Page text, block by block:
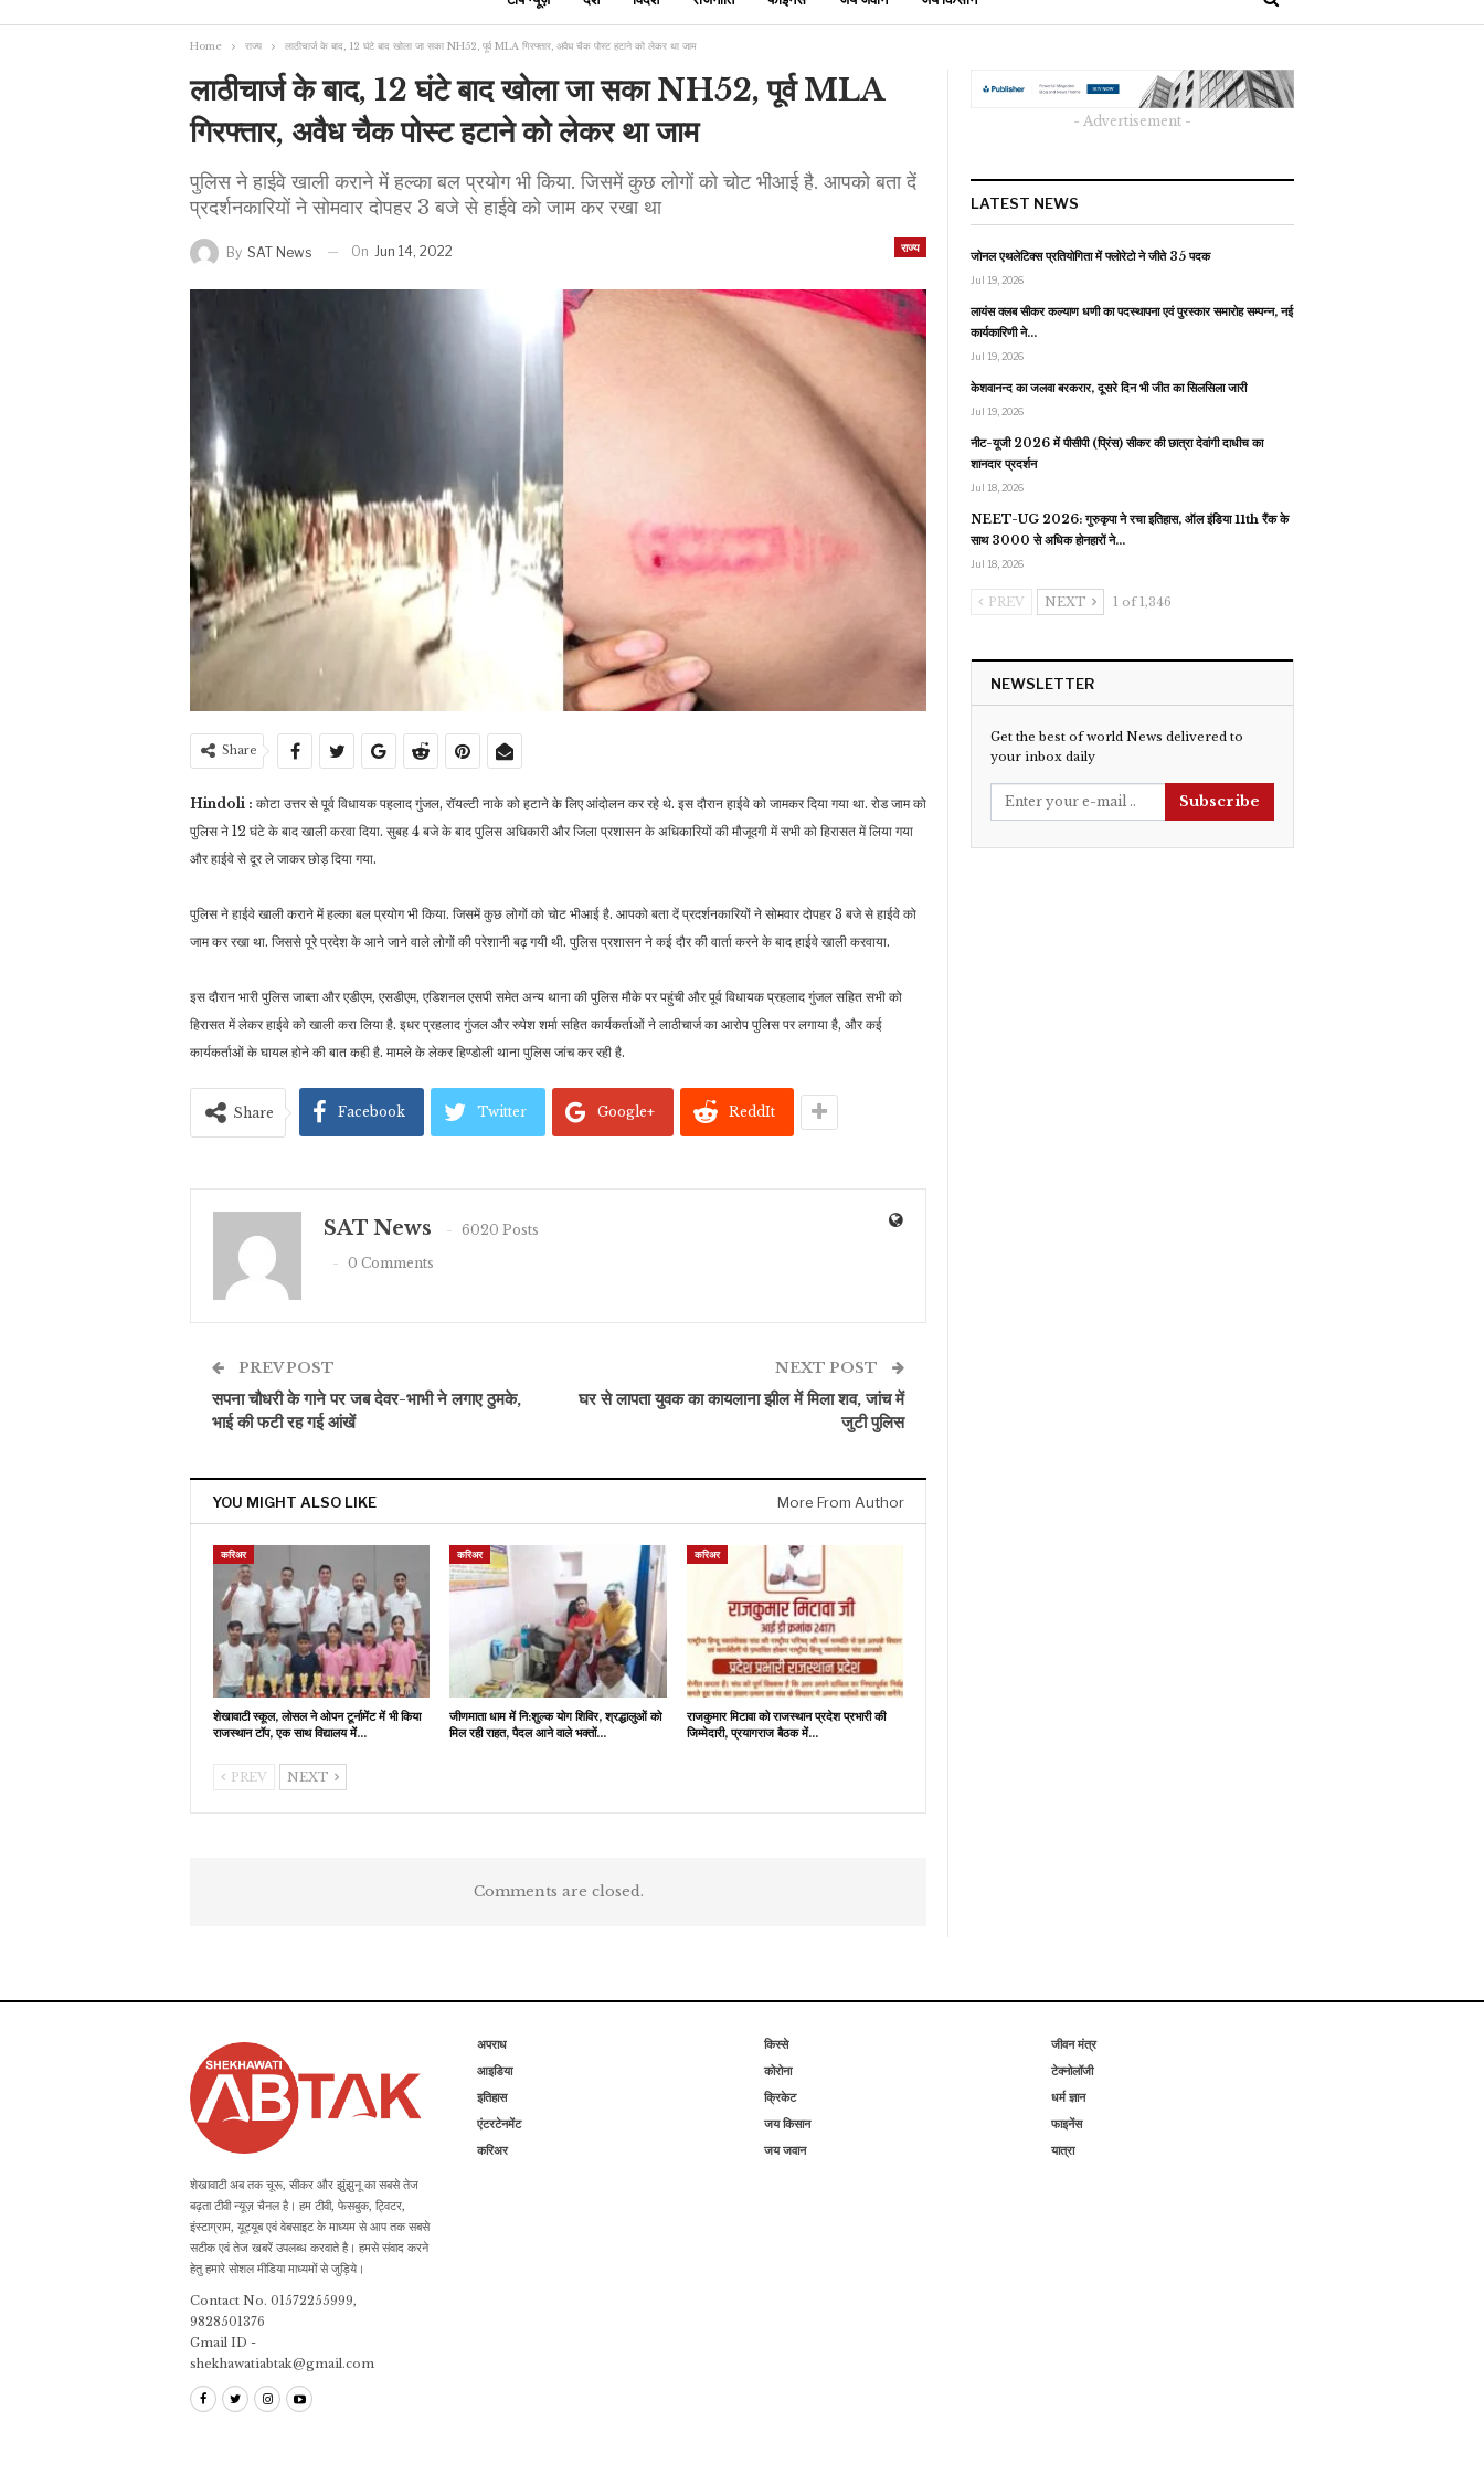
Home राज्य लाठीचार्ज के बाद, 12 घंटे बाद खोला जा सका NH52, पूर्व MLA गिरफ्तार, अवैध चैक पोस्ट हटाने को लेकर था जाम
लाठीचार्ज के बाद, 12 घंटे बाद खोला जा सका NH52, पूर्व MLA
गिरफ्तार, अवैध चैक पोस्ट हटाने को लेकर था जाम
पुलिस ने हाईवे खाली कराने में हल्का बल प्रयोग भी किया. जिसमें कुछ लोगों को चोट भीआई है. आपको बता दें
प्रदर्शनकारियों ने सोमवार दोपहर 3 बजे से हाईवे को जाम कर रखा था
राज्य
By SAT News On Jun 14, 2022
Share
Hindoli : कोटा उत्तर से पूर्व विधायक पहलाद गुंजल, रॉयल्टी नाके को हटाने के लिए आंदोलन कर रहे थे. इस दौरान हाईवे को जामकर दिया गया था. रोड जाम को
पुलिस ने 12 घंटे के बाद खाली करवा दिया. सुबह 4 बजे के बाद पुलिस अधिकारी और जिला प्रशासन के अधिकारियों की मौजूदगी में सभी को हिरासत में लिया गया
और हाईवे से दूर ले जाकर छोड़ दिया गया.
पुलिस ने हाईवे खाली कराने में हल्का बल प्रयोग भी किया. जिसमें कुछ लोगों को चोट भीआई है. आपको बता दें प्रदर्शनकारियों ने सोमवार दोपहर 3 बजे से हाईवे को
जाम कर रखा था. जिससे पूरे प्रदेश के आने जाने वाले लोगों की परेशानी बढ़ गयी थी. पुलिस प्रशासन ने कई दौर की वार्ता करने के बाद हाईवे खाली करवाया.
इस दौरान भारी पुलिस जाब्ता और एडीएम, एसडीएम, एडिशनल एसपी समेत अन्य थाना की पुलिस मौके पर पहुंची और पूर्व विधायक प्रहलाद गुंजल सहित सभी को
हिरासत में लेकर हाईवे को खाली करा लिया है. इधर प्रहलाद गुंजल और रुपेश शर्मा सहित कार्यकर्ताओं ने लाठीचार्ज का आरोप पुलिस पर लगाया है, और कई
कार्यकर्ताओं के घायल होने की बात कही है. मामले के लेकर हिण्डोली थाना पुलिस जांच कर रही है.
Share Facebook Twitter Google+ ReddIt
SAT News
6020 Posts
0 Comments
PREV POST
सपना चौधरी के गाने पर जब देवर-भाभी ने लगाए ठुमके,
भाई की फटी रह गई आंखें
NEXT POST
घर से लापता युवक का कायलाना झील में मिला शव, जांच में
जुटी पुलिस
YOU MIGHT ALSO LIKE More From Author
करिअर
शेखावाटी स्कूल, लोसल ने ओपन टूर्नामेंट में भी किया
राजस्थान टॉप, एक साथ विद्यालय में…
करिअर
जीणमाता धाम में नि:शुल्क योग शिविर, श्रद्धालुओं को
मिल रही राहत, पैदल आने वाले भक्तों…
करिअर
राजकुमार मिटावा को राजस्थान प्रदेश प्रभारी की
जिम्मेदारी, प्रयागराज बैठक में…
PREV NEXT
Comments are closed.
- Advertisement -
LATEST NEWS
जोनल एथलेटिक्स प्रतियोगिता में फ्लोरेटो ने जीते 35 पदक
Jul 19, 2026
लायंस क्लब सीकर कल्याण धणी का पदस्थापना एवं पुरस्कार समारोह सम्पन्न, नई
कार्यकारिणी ने…
Jul 19, 2026
केशवानन्द का जलवा बरकरार, दूसरे दिन भी जीत का सिलसिला जारी
Jul 19, 2026
नीट-यूजी 2026 में पीसीपी (प्रिंस) सीकर की छात्रा देवांगी दाधीच का
शानदार प्रदर्शन
Jul 18, 2026
NEET-UG 2026: गुरुकृपा ने रचा इतिहास, ऑल इंडिया 11th रैंक के
साथ 3000 से अधिक होनहारों ने…
Jul 18, 2026
PREV NEXT 1 of 1,346
NEWSLETTER
Get the best of world News delivered to
your inbox daily
Subscribe
शेखावाटी अब तक चूरू, सीकर और झुंझुनू का सबसे तेज
बढ़ता टीवी न्यूज़ चैनल है। हम टीवी, फेसबुक, ट्विटर,
इंस्टाग्राम, यूट्यूब एवं वेबसाइट के माध्यम से आप तक सबसे
सटीक एवं तेज खबरें उपलब्ध करवाते है। हमसे संवाद करने
हेतु हमारे सोशल मीडिया माध्यमों से जुड़िये।
Contact No. 01572255999,
9828501376
Gmail ID -
shekhawatiabtak@gmail.com
अपराध
आइडिया
इतिहास
एंटरटेनमेंट
करिअर
किस्से
कोरोना
क्रिकेट
जय किसान
जय जवान
जीवन मंत्र
टेक्नोलॉजी
धर्म ज्ञान
फाइनेंस
यात्रा